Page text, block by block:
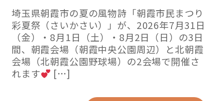
埼玉県朝霞市の夏の風物詩「朝霞市民まつり
彩夏祭（さいかさい）」が、2026年7月31日
（金）・8月1日（土）・8月2日（日）の3日
間、朝霞会場（朝霞中央公園周辺）と北朝霞
会場（北朝霞公園野球場）の2会場で開催さ
れます
[…]